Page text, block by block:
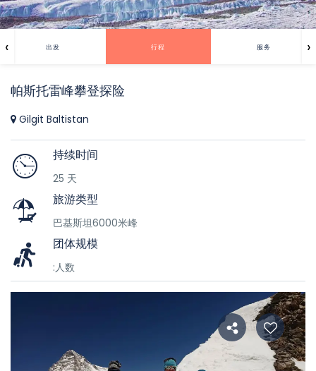
出发 行程 服务
‹ ›
帕斯托雷峰攀登探险
Gilgit Baltistan
持续时间
25 天
旅游类型
巴基斯坦6000米峰
团体规模
:人数